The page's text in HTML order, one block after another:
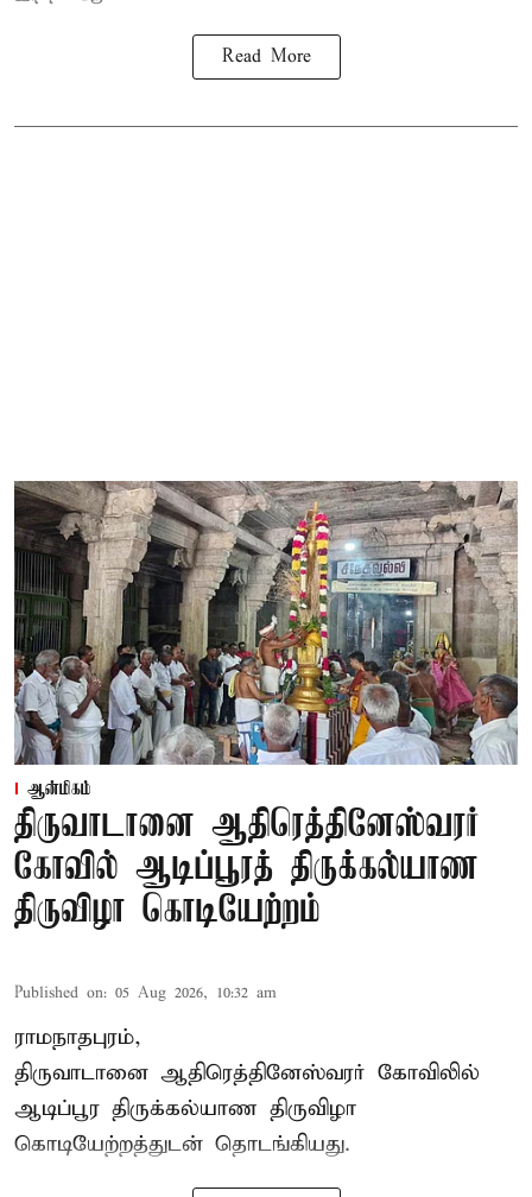
Read More
ஆன்மிகம்
திருவாடானை ஆதிரெத்தினேஸ்வரர்
கோவில் ஆடிப்பூரத் திருக்கல்யாண
திருவிழா கொடியேற்றம்
Published on: 05 Aug 2026, 10:32 am
ராமநாதபுரம்,
திருவாடானை ஆதிரெத்தினேஸ்வரர் கோவிலில்
ஆடிப்பூர திருக்கல்யாண திருவிழா
கொடியேற்றத்துடன் தொடங்கியது.